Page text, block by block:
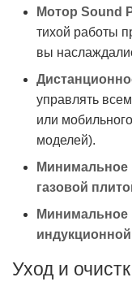
Мотор Sound
тихой работы
вы
управлять
или
моделей).
Минимальное
газовой
Минимальное
Уход и